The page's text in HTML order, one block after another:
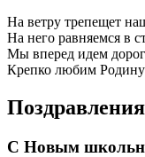
На ветру трепещет
На него равняемся в
Мы вперед идем
Крепко любим
С Новым